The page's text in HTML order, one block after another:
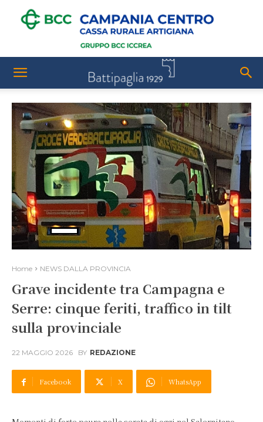
Home NEWS DALLA PROVINCIA
Grave incidente tra Campagna e
Serre: cinque feriti, traffico in tilt
sulla provinciale
22 MAGGIO 2026 BY REDAZIONE
Facebook X WhatsApp